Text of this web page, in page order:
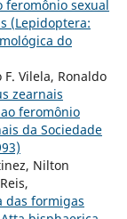
feromônio sexual
(Lepidoptera:
do
F. Vilela, Ronaldo
zearnais
feromônio
da Sociedade
Nilton
das formigas